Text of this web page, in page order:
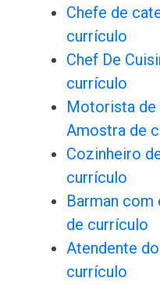
Chefe de
currículo
Chef De
currículo
Motorista de
Amostra de
Cozinheiro
currículo
Barman
de currículo
Atendente
currículo